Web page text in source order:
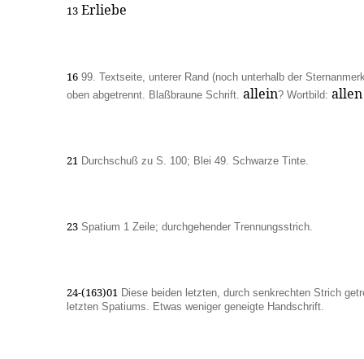
13 Erliebe
16 99. Textseite, unterer Rand (noch unterhalb der
oben abgetrennt. Blaßbraune Schrift. allein? Wortbild: allen
21 Durchschuß zu S. 100; Blei 49. Schwarze Tinte.
23 Spatium 1 Zeile; durchgehender Trennungsstrich.
24-(163)01 Diese beiden letzten, durch senkrechten Strich
letzten Spatiums. Etwas weniger geneigte Handschrift.